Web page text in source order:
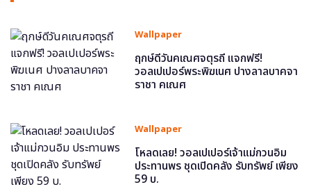
Wallpaper
ฤกษ์ดีวันคเณศจตุรถี แจกฟรี!
วอลเปเปอร์พระพิฆเนศ ปางลาลบาคจา
ราชา คเณศ
Wallpaper
โหลดเลย! วอลเปเปอร์เจ้าแม่กวนอิม
ประทานพร ชุดเปิดคลัง รับทรัพย์ เพียง
59 บ.